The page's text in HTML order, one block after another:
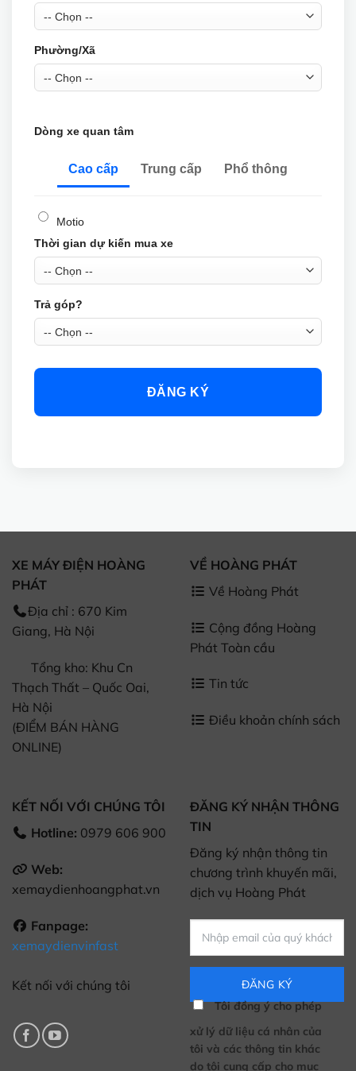
Phường/Xã
Dòng xe quan tâm
Cao cấp Trung cấp Phổ thông
Motio
Thời gian dự kiến mua xe
Trả góp?
ĐĂNG KÝ
XE MÁY ĐIỆN HOÀNG
PHÁT
Địa chỉ : 670 Kim
Giang, Hà Nội
Tổng kho: Khu Cn
Thạch Thất – Quốc Oai,
Hà Nội
(ĐIỂM BÁN HÀNG
ONLINE)
VỀ HOÀNG PHÁT
Về Hoàng Phát
Cộng đồng Hoàng
Phát Toàn cầu
Tin tức
Điều khoản chính sách
KẾT NỐI VỚI CHÚNG TÔI
Hotline: 0979 606 900
Web:
xemaydienhoangphat.vn
Fanpage:
xemaydienvinfast
Kết nối với chúng tôi
ĐĂNG KÝ NHẬN THÔNG
TIN
Đăng ký nhận thông tin
chương trình khuyến mãi,
dịch vụ Hoàng Phát
Tôi đồng ý cho phép
xử lý dữ liệu cá nhân của
tôi và các thông tin khác
do tôi cung cấp cho mục